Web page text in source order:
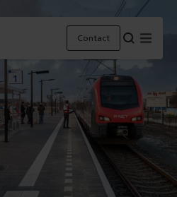
Contact